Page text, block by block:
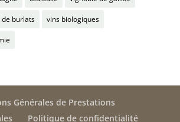
burlats vins biologiques
Générales de Prestations
Politique de confidentialité